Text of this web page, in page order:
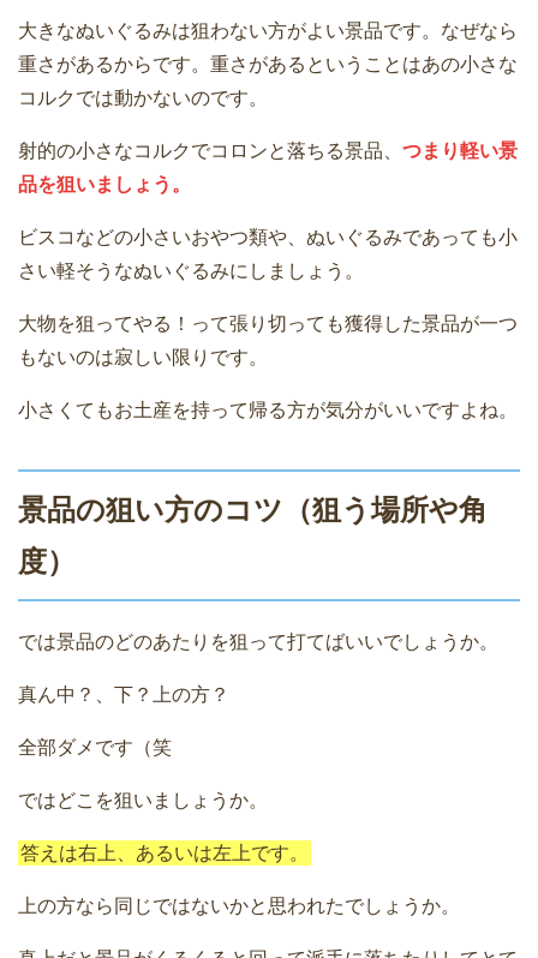
大きなぬいぐるみは狙わない方がよい景品です。なぜなら
重さがあるからです。重さがあるということはあの小さな
コルクでは動かないのです。
射的の小さなコルクでコロンと落ちる景品、 つまり軽い景
品を狙いましょう。
ビスコなどの小さいおやつ類や、ぬいぐるみであっても小
さい軽そうなぬいぐるみにしましょう。
大物を狙ってやる！って張り切っても獲得した景品が一つ
もないのは寂しい限りです。
小さくてもお土産を持って帰る方が気分がいいですよね。
景品の狙い方のコツ（狙う場所や角
度）
では景品のどのあたりを狙って打てばいいでしょうか。
真ん中？、下？上の方？
全部ダメです（笑
ではどこを狙いましょうか。
答えは右上、あるいは左上です。
上の方なら同じではないかと思われたでしょうか。